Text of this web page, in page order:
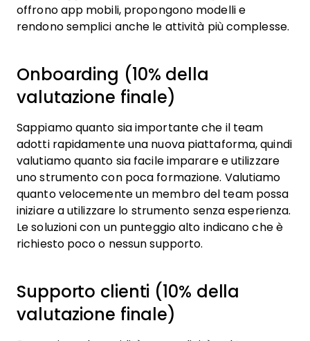
offrono app mobili, propongono modelli e
rendono semplici anche le attività più complesse.
Onboarding (10% della
valutazione finale)
Sappiamo quanto sia importante che il team
adotti rapidamente una nuova piattaforma, quindi
valutiamo quanto sia facile imparare e utilizzare
uno strumento con poca formazione. Valutiamo
quanto velocemente un membro del team possa
iniziare a utilizzare lo strumento senza esperienza.
Le soluzioni con un punteggio alto indicano che è
richiesto poco o nessun supporto.
Supporto clienti (10% della
valutazione finale)